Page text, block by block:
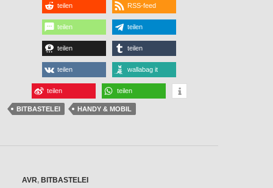
teilen RSS-feed
teilen teilen
teilen teilen
teilen wallabag it
teilen teilen
BITBASTELEI HANDY & MOBIL
AVR, BITBASTELEI